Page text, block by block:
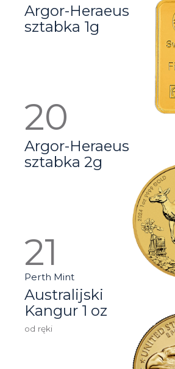
Argor-Heraeus
sztabka 1g
Argor-Heraeus
sztabka 2g
Perth Mint
Australijski
Kangur 1 oz
od ręki